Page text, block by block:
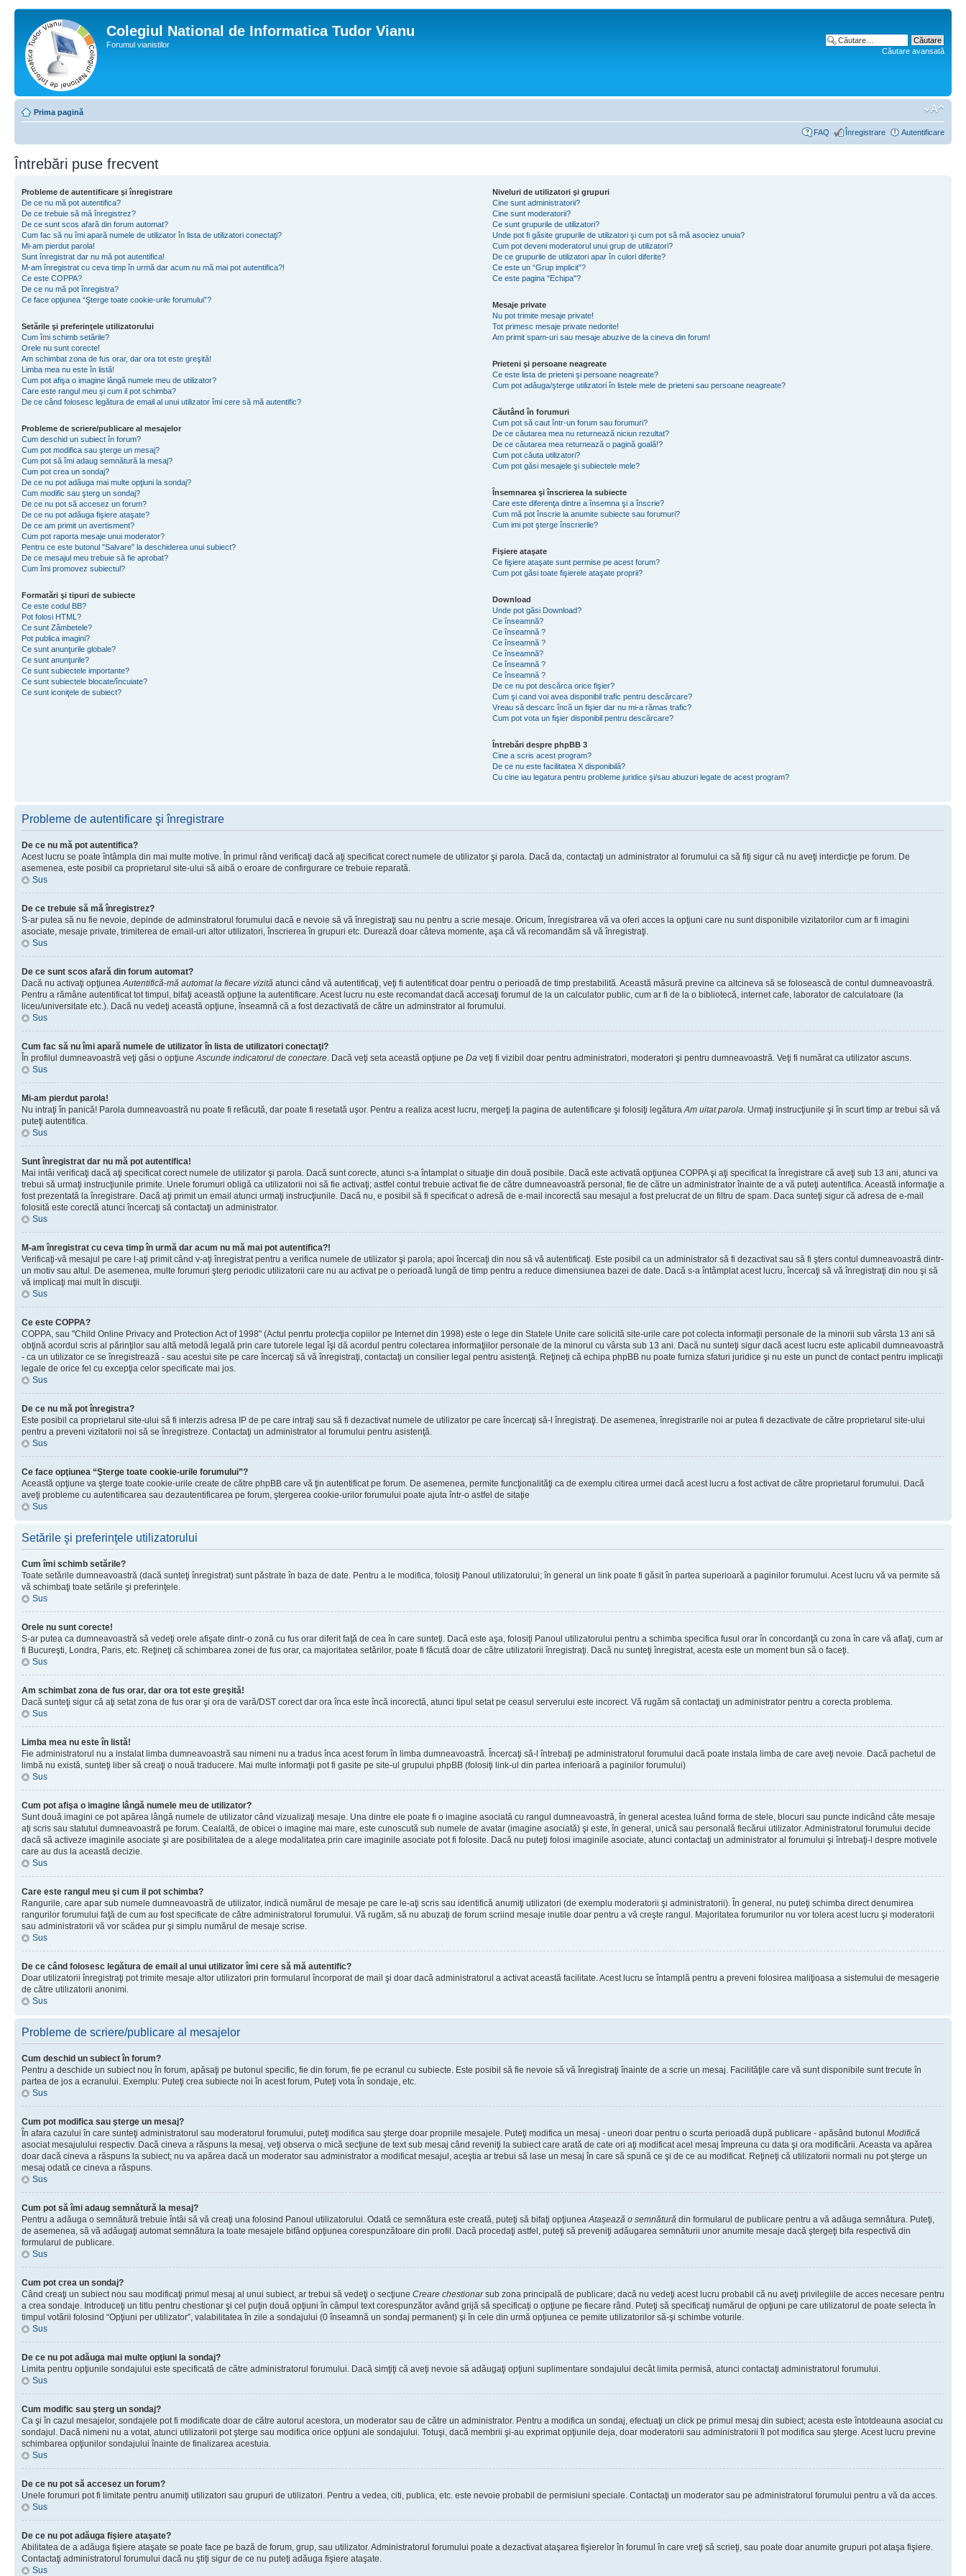
Colegiul National de Informatica Tudor Vianu
Forumul vianistilor
Căutare avansată
Prima pagină
FAQ Înregistrare Autentificare
Întrebări puse frecvent
Probleme de autentificare şi înregistrare
De ce nu mă pot autentifica?
De ce trebuie să mă înregistrez?
De ce sunt scos afară din forum automat?
Cum fac să nu îmi apară numele de utilizator în lista de utilizatori conectaţi?
Mi-am pierdut parola!
Sunt înregistrat dar nu mă pot autentifica!
M-am înregistrat cu ceva timp în urmă dar acum nu mă mai pot autentifica?!
Ce este COPPA?
De ce nu mă pot înregistra?
Ce face opţiunea “Şterge toate cookie-urile forumului”?
Setările şi preferinţele utilizatorului
Cum îmi schimb setările?
Orele nu sunt corecte!
Am schimbat zona de fus orar, dar ora tot este greşită!
Limba mea nu este în listă!
Cum pot afişa o imagine lângă numele meu de utilizator?
Care este rangul meu şi cum il pot schimba?
De ce când folosesc legătura de email al unui utilizator îmi cere să mă autentific?
Probleme de scriere/publicare al mesajelor
Cum deschid un subiect în forum?
Cum pot modifica sau şterge un mesaj?
Cum pot să îmi adaug semnătură la mesaj?
Cum pot crea un sondaj?
De ce nu pot adăuga mai multe opţiuni la sondaj?
Cum modific sau şterg un sondaj?
De ce nu pot să accesez un forum?
De ce nu pot adăuga fişiere ataşate?
De ce am primit un avertisment?
Cum pot raporta mesaje unui moderator?
Pentru ce este butonul "Salvare" la deschiderea unui subiect?
De ce mesajul meu trebuie să fie aprobat?
Cum îmi promovez subiectul?
Formatări şi tipuri de subiecte
Ce este codul BB?
Pot folosi HTML?
Ce sunt Zâmbetele?
Pot publica imagini?
Ce sunt anunţurile globale?
Ce sunt anunţurile?
Ce sunt subiectele importante?
Ce sunt subiectele blocate/încuiate?
Ce sunt iconiţele de subiect?
Niveluri de utilizatori şi grupuri
Cine sunt administratorii?
Cine sunt moderatorii?
Ce sunt grupurile de utilizatori?
Unde pot fi găsite grupurile de utilizatori şi cum pot să mă asociez unuia?
Cum pot deveni moderatorul unui grup de utilizatori?
De ce grupurile de utilizatori apar în culori diferite?
Ce este un “Grup implicit”?
Ce este pagina "Echipa"?
Mesaje private
Nu pot trimite mesaje private!
Tot primesc mesaje private nedorite!
Am primit spam-uri sau mesaje abuzive de la cineva din forum!
Prieteni şi persoane neagreate
Ce este lista de prieteni şi persoane neagreate?
Cum pot adăuga/şterge utilizatori în listele mele de prieteni sau persoane neagreate?
Căutând în forumuri
Cum pot să caut într-un forum sau forumuri?
De ce căutarea mea nu returnează niciun rezultat?
De ce căutarea mea returnează o pagină goală!?
Cum pot căuta utilizatori?
Cum pot găsi mesajele şi subiectele mele?
Însemnarea şi înscrierea la subiecte
Care este diferenţa dintre a însemna şi a înscrie?
Cum mă pot înscrie la anumite subiecte sau forumuri?
Cum imi pot şterge înscrierile?
Fişiere ataşate
Ce fişiere ataşate sunt permise pe acest forum?
Cum pot găsi toate fişierele ataşate proprii?
Download
Unde pot găsi Download?
Ce înseamnă?
Ce înseamnă ?
Ce înseamnă ?
Ce înseamnă?
Ce înseamnă ?
Ce înseamnă ?
De ce nu pot descărca orice fişier?
Cum şi cand voi avea disponibil trafic pentru descărcare?
Vreau să descarc încă un fişier dar nu mi-a rămas trafic?
Cum pot vota un fişier disponibil pentru descărcare?
Întrebări despre phpBB 3
Cine a scris acest program?
De ce nu este facilitatea X disponibilă?
Cu cine iau legatura pentru probleme juridice şi/sau abuzuri legate de acest program?
Probleme de autentificare şi înregistrare
De ce nu mă pot autentifica?
Acest lucru se poate întâmpla din mai multe motive. În primul rând verificaţi dacă aţi specificat corect numele de utilizator şi parola. Dacă da, contactaţi un administrator al forumului ca să fiţi sigur că nu aveţi interdicţie pe forum. De
asemenea, este posibil ca proprietarul site-ului să aibă o eroare de confirgurare ce trebuie reparată.
Sus
De ce trebuie să mă înregistrez?
S-ar putea să nu fie nevoie, depinde de adminstratorul forumului dacă e nevoie să vă înregistraţi sau nu pentru a scrie mesaje. Oricum, înregistrarea vă va oferi acces la opţiuni care nu sunt disponibile vizitatorilor cum ar fi imagini
asociate, mesaje private, trimiterea de email-uri altor utilizatori, înscrierea în grupuri etc. Durează doar câteva momente, aşa că vă recomandăm să vă înregistraţi.
Sus
De ce sunt scos afară din forum automat?
Dacă nu activaţi opţiuneaAutentifică-mă automat la fiecare vizită atunci când vă autentificaţi, veţi fi autentificat doar pentru o perioadă de timp prestabilită. Această măsură previne ca altcineva să se folosească de contul dumneavoastră.
Pentru a rămâne autentificat tot timpul, bifaţi această opţiune la autentificare. Acest lucru nu este recomandat dacă accesaţi forumul de la un calculator public, cum ar fi de la o bibliotecă, internet cafe, laborator de calculatoare (la
liceu/universitate etc.). Dacă nu vedeţi această opţiune, înseamnă că a fost dezactivată de către un adminstrator al forumului.
Sus
Cum fac să nu îmi apară numele de utilizator în lista de utilizatori conectaţi?
În profilul dumneavoastră veţi găsi o opţiuneAscunde indicatorul de conectare. Dacă veţi seta această opţiune pe Da veţi fi vizibil doar pentru administratori, moderatori şi pentru dumneavoastră. Veţi fi numărat ca utilizator ascuns.
Sus
Mi-am pierdut parola!
Nu intraţi în panică! Parola dumneavoastră nu poate fi refăcută, dar poate fi resetată uşor. Pentru a realiza acest lucru, mergeţi la pagina de autentificare şi folosiţi legăturaAm uitat parola. Urmaţi instrucţiunile şi în scurt timp ar trebui să vă
puteţi autentifica.
Sus
Sunt înregistrat dar nu mă pot autentifica!
Mai intâi verificaţi dacă aţi specificat corect numele de utilizator şi parola. Dacă sunt corecte, atunci s-a întamplat o situaţie din două posibile. Dacă este activată opţiunea COPPA şi aţi specificat la înregistrare că aveţi sub 13 ani, atunci va
trebui să urmaţi instrucţiunile primite. Unele forumuri obligă ca utilizatorii noi să fie activaţi; astfel contul trebuie activat fie de către dumneavoastră personal, fie de către un administrator înainte de a vă puteţi autentifica. Această informaţie a
fost prezentată la înregistrare. Dacă aţi primit un email atunci urmaţi instrucţiunile. Dacă nu, e posibil să fi specificat o adresă de e-mail incorectă sau mesajul a fost prelucrat de un filtru de spam. Daca sunteţi sigur că adresa de e-mail
folosită este corectă atunci încercaţi să contactaţi un administrator.
Sus
M-am înregistrat cu ceva timp în urmă dar acum nu mă mai pot autentifica?!
Verificaţi-vă mesajul pe care l-aţi primit când v-aţi înregistrat pentru a verifica numele de utilizator şi parola; apoi încercaţi din nou să vă autentificaţi. Este posibil ca un administrator să fi dezactivat sau să fi şters contul dumneavoastră dintr-
un motiv sau altul. De asemenea, multe forumuri şterg periodic utilizatorii care nu au activat pe o perioadă lungă de timp pentru a reduce dimensiunea bazei de date. Dacă s-a întâmplat acest lucru, încercaţi să vă înregistraţi din nou şi să
vă implicaţi mai mult în discuţii.
Sus
Ce este COPPA?
COPPA, sau "Child Online Privacy and Protection Act of 1998" (Actul penrtu protecţia copiilor pe Internet din 1998) este o lege din Statele Unite care solicită site-urile care pot colecta informaţii personale de la minorii sub vârsta 13 ani să
obţină acordul scris al părinţilor sau altă metodă legală prin care tutorele legal îşi dă acordul pentru colectarea informaţiilor personale de la minorul cu vârsta sub 13 ani. Dacă nu sunteţi sigur dacă acest lucru este aplicabil dumneavoastră
- ca un utilizator ce se înregistrează - sau acestui site pe care încercaţi să vă înregistraţi, contactaţi un consilier legal pentru asistenţă. Reţineţi că echipa phpBB nu poate furniza sfaturi juridice şi nu este un punct de contact pentru implicaţii
legale de orice fel cu excepţia celor specificate mai jos.
Sus
De ce nu mă pot înregistra?
Este posibil ca proprietarul site-ului să fi interzis adresa IP de pe care intraţi sau să fi dezactivat numele de utilizator pe care încercaţi să-l înregistraţi. De asemenea, înregistrarile noi ar putea fi dezactivate de către proprietarul site-ului
pentru a preveni vizitatorii noi să se înregistreze. Contactaţi un administrator al forumului pentru asistenţă.
Sus
Ce face opţiunea “Şterge toate cookie-urile forumului”?
Această opţiune va şterge toate cookie-urile create de către phpBB care vă ţin autentificat pe forum. De asemenea, permite funcţionalităţi ca de exemplu citirea urmei dacă acest lucru a fost activat de către proprietarul forumului. Dacă
aveţi probleme cu autentificarea sau dezautentificarea pe forum, ştergerea cookie-urilor forumului poate ajuta într-o astfel de sitaţie
Sus
Setările şi preferinţele utilizatorului
Cum îmi schimb setările?
Toate setările dumneavoastră (dacă sunteţi înregistrat) sunt păstrate în baza de date. Pentru a le modifica, folosiţi Panoul utilizatorului; în general un link poate fi găsit în partea superioară a paginilor forumului. Acest lucru vă va permite să
vă schimbaţi toate setările şi preferinţele.
Sus
Orele nu sunt corecte!
S-ar putea ca dumneavoastră să vedeţi orele afişate dintr-o zonă cu fus orar diferit faţă de cea în care sunteţi. Dacă este aşa, folosiţi Panoul utilizatorului pentru a schimba specifica fusul orar în concordanţă cu zona în care vă aflaţi, cum ar
fi Bucureşti, Londra, Paris, etc. Reţineţi că schimbarea zonei de fus orar, ca majoritatea setărilor, poate fi făcută doar de către utilizatorii înregistraţi. Dacă nu sunteţi înregistrat, acesta este un moment bun să o faceţi.
Sus
Am schimbat zona de fus orar, dar ora tot este greşită!
Dacă sunteţi sigur că aţi setat zona de fus orar şi ora de vară/DST corect dar ora înca este încă incorectă, atunci tipul setat pe ceasul serverului este incorect. Vă rugăm să contactaţi un administrator pentru a corecta problema.
Sus
Limba mea nu este în listă!
Fie administratorul nu a instalat limba dumneavoastră sau nimeni nu a tradus înca acest forum în limba dumneavoastră. Încercaţi să-l întrebaţi pe administratorul forumului dacă poate instala limba de care aveţi nevoie. Dacă pachetul de
limbă nu există, sunteţi liber să creaţi o nouă traducere. Mai multe informaţii pot fi gasite pe site-ul grupului phpBB (folosiţi link-ul din partea inferioară a paginilor forumului)
Sus
Cum pot afişa o imagine lângă numele meu de utilizator?
Sunt două imagini ce pot apărea lângă numele de utilizator când vizualizaţi mesaje. Una dintre ele poate fi o imagine asociată cu rangul dumneavoastră, în general acestea luând forma de stele, blocuri sau puncte indicând câte mesaje
aţi scris sau statutul dumneavoastră pe forum. Cealaltă, de obicei o imagine mai mare, este cunoscută sub numele de avatar (imagine asociată) şi este, în general, unică sau personală fiecărui utilizator. Administratorul forumului decide
dacă să activeze imaginile asociate şi are posibilitatea de a alege modalitatea prin care imaginile asociate pot fi folosite. Dacă nu puteţi folosi imaginile asociate, atunci contactaţi un administrator al forumului şi întrebaţi-l despre motivele
care au dus la această decizie.
Sus
Care este rangul meu şi cum il pot schimba?
Rangurile, care apar sub numele dumneavoastră de utilizator, indică numărul de mesaje pe care le-aţi scris sau identifică anumiţi utilizatori (de exemplu moderatorii şi administratorii). În general, nu puteţi schimba direct denumirea
rangurilor forumului faţă de cum au fost specificate de către administratorul forumului. Vă rugăm, să nu abuzaţi de forum scriind mesaje inutile doar pentru a vă creşte rangul. Majoritatea forumurilor nu vor tolera acest lucru şi moderatorii
sau administratorii vă vor scădea pur şi simplu numărul de mesaje scrise.
Sus
De ce când folosesc legătura de email al unui utilizator îmi cere să mă autentific?
Doar utilizatorii înregistraţi pot trimite mesaje altor utilizatori prin formularul încorporat de mail şi doar dacă administratorul a activat această facilitate. Acest lucru se întamplă pentru a preveni folosirea maliţioasa a sistemului de mesagerie
de către utilizatorii anonimi.
Sus
Probleme de scriere/publicare al mesajelor
Cum deschid un subiect în forum?
Pentru a deschide un subiect nou în forum, apăsaţi pe butonul specific, fie din forum, fie pe ecranul cu subiecte. Este posibil să fie nevoie să vă înregistraţi înainte de a scrie un mesaj. Facilităţile care vă sunt disponibile sunt trecute în
partea de jos a ecranului. Exemplu: Puteţi crea subiecte noi în acest forum, Puteţi vota în sondaje, etc.
Sus
Cum pot modifica sau şterge un mesaj?
În afara cazului în care sunteţi administratorul sau moderatorul forumului, puteţi modifica sau şterge doar propriile mesajele. Puteţi modifica un mesaj - uneori doar pentru o scurta perioadă după publicare - apăsând butonul Modifică
asociat mesajulului respectiv. Dacă cineva a răspuns la mesaj, veţi observa o mică secţiune de text sub mesaj când reveniţi la subiect care arată de cate ori aţi modificat acel mesaj împreuna cu data şi ora modificării. Aceasta va apărea
doar dacă cineva a răspuns la subiect; nu va apărea dacă un moderator sau administrator a modificat mesajul, aceştia ar trebui să lase un mesaj în care să spună ce şi de ce au modificat. Reţineţi că utilizatorii normali nu pot şterge un
mesaj odată ce cineva a răspuns.
Sus
Cum pot să îmi adaug semnătură la mesaj?
Pentru a adăuga o semnătură trebuie întâi să vă creaţi una folosind Panoul utilizatorului. Odată ce semnătura este creată, puteţi să bifaţi opţiuneaAtaşează o semnătură din formularul de publicare pentru a vă adăuga semnătura. Puteţi,
de asemenea, să vă adăugaţi automat semnătura la toate mesajele bifând opţiunea corespunzătoare din profil. Dacă procedaţi astfel, puteţi să preveniţi adăugarea semnăturii unor anumite mesaje dacă ştergeţi bifa respectivă din
formularul de publicare.
Sus
Cum pot crea un sondaj?
Când creaţi un subiect nou sau modificaţi primul mesaj al unui subiect, ar trebui să vedeţi o secţiune Creare chestionarsub zona principală de publicare; dacă nu vedeţi acest lucru probabil că nu aveţi privilegiile de acces necesare pentru
a crea sondaje. Introduceţi un titlu pentru chestionar şi cel puţin două opţiuni în câmpul text corespunzător având grijă să specificaţi o opţiune pe fiecare rând. Puteţi să specificaţi numărul de opţiuni pe care utilizatorul de poate selecta în
timpul votării folosind “Opţiuni per utilizator”, valabilitatea în zile a sondajului (0 înseamnă un sondaj permanent) şi în cele din urmă opţiunea ce pemite utilizatorilor să-şi schimbe voturile.
Sus
De ce nu pot adăuga mai multe opţiuni la sondaj?
Limita pentru opţiunile sondajului este specificată de către administratorul forumului. Dacă simţiţi că aveţi nevoie să adăugaţi opţiuni suplimentare sondajului decât limita permisă, atunci contactaţi administratorul forumului.
Sus
Cum modific sau şterg un sondaj?
Ca şi în cazul mesajelor, sondajele pot fi modificate doar de către autorul acestora, un moderator sau de către un administrator. Pentru a modifica un sondaj, efectuaţi un click pe primul mesaj din subiect; acesta este întotdeauna asociat cu
sondajul. Dacă nimeni nu a votat, atunci utilizatorii pot şterge sau modifica orice opţiuni ale sondajului. Totuşi, dacă membrii şi-au exprimat opţiunile deja, doar moderatorii sau administratorii îl pot modifica sau şterge. Acest lucru previne
schimbarea opţiunilor sondajului înainte de finalizarea acestuia.
Sus
De ce nu pot să accesez un forum?
Unele forumuri pot fi limitate pentru anumiţi utilizatori sau grupuri de utilizatori. Pentru a vedea, citi, publica, etc. este nevoie probabil de permisiuni speciale. Contactaţi un moderator sau pe administratorul forumului pentru a vă da acces.
Sus
De ce nu pot adăuga fişiere ataşate?
Abilitatea de a adăuga fişiere ataşate se poate face pe bază de forum, grup, sau utilizator. Administratorul forumului poate a dezactivat ataşarea fişierelor în forumul în care vreţi să scrieţi, sau poate doar anumite grupuri pot ataşa fişiere.
Contactaţi administratorul forumului dacă nu ştiţi sigur de ce nu puteţi adăuga fişiere ataşate.
Sus